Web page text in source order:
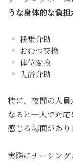
うな身体的な負
移乗介助
おむつ交換
体位変換
入浴介助
特に、夜間の人
なると一人で対
感じる場面があり
実際にナーシン